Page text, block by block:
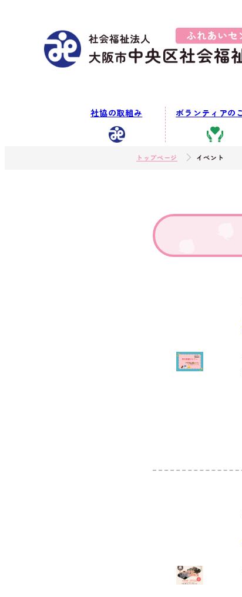
社協の取組み ボランティアの
トップページ イベント